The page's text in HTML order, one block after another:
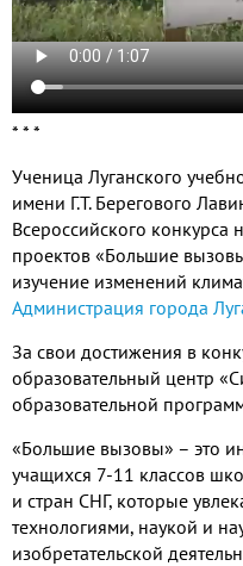
* * *
Ученица Луганского
имени Г.Т. Берегового
Всероссийского конкурса
проектов «Большие
изучение изменений
Администрация города
За свои достижения в
образовательный центр
образовательной
«Большие вызовы» – это
учащихся 7-11 классов
и стран СНГ, которые
технологиями, наукой и
изобретательской